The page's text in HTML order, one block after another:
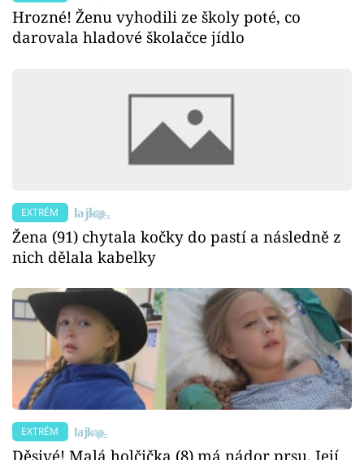
Hrozné! Ženu vyhodili ze školy poté, co
darovala hladové školačce jídlo
EXTRÉM
Žena (91) chytala kočky do pastí a následně z
nich dělala kabelky
EXTRÉM
Děsivé! Malá holčička (8) má nádor prsu. Její